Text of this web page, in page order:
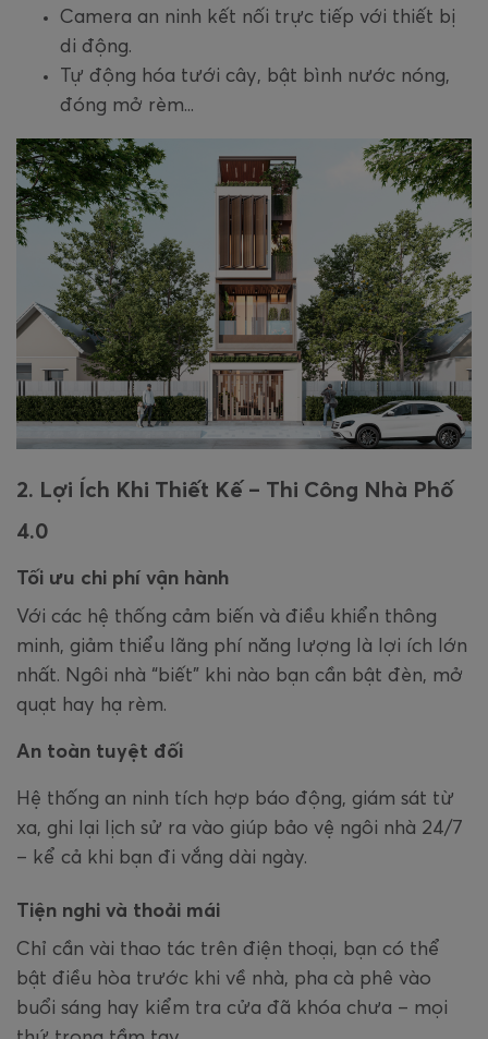
Camera an ninh kết nối trực tiếp với thiết bị
di động.
Tự động hóa tưới cây, bật bình nước nóng,
đóng mở rèm...
2. Lợi Ích Khi Thiết Kế – Thi Công Nhà Phố
4.0
Tối ưu chi phí vận hành
Với các hệ thống cảm biến và điều khiển thông
minh, giảm thiểu lãng phí năng lượng là lợi ích lớn
nhất. Ngôi nhà “biết” khi nào bạn cần bật đèn, mở
quạt hay hạ rèm.
An toàn tuyệt đối
Hệ thống an ninh tích hợp báo động, giám sát từ
xa, ghi lại lịch sử ra vào giúp bảo vệ ngôi nhà 24/7
– kể cả khi bạn đi vắng dài ngày.
Tiện nghi và thoải mái
Chỉ cần vài thao tác trên điện thoại, bạn có thể
bật điều hòa trước khi về nhà, pha cà phê vào
buổi sáng hay kiểm tra cửa đã khóa chưa – mọi